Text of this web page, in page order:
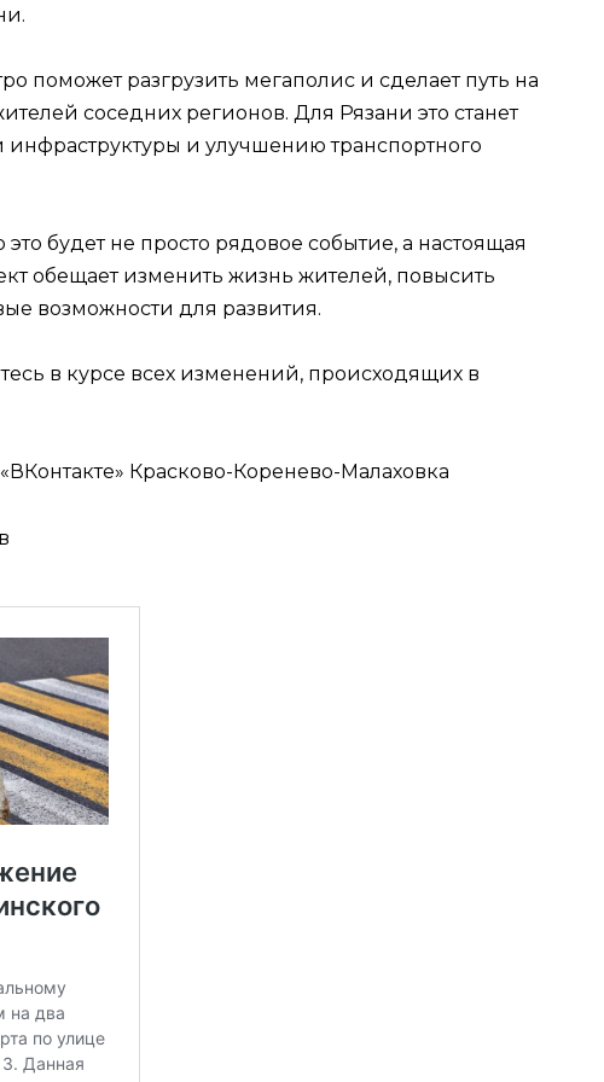
поможет разгрузить мегаполис и сделает путь на
соседних регионов. Для Рязани это станет
и улучшению транспортного
это будет не просто рядовое событие, а настоящая
обещает изменить жизнь жителей, повысить
возможности для развития.
в курсе всех изменений, происходящих в
Красково-Коренево-Малаховка